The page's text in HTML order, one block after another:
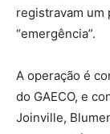
registravam um
“emergência”.
A operação é
do GAECO, e
Joinville,